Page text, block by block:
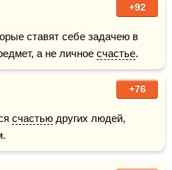
+92
а не личное счастье.
+76
счастью других людей,